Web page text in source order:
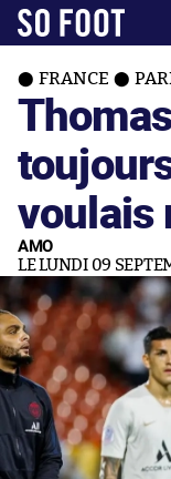
FRANCE
voulais
AMO
LE LUNDI 09